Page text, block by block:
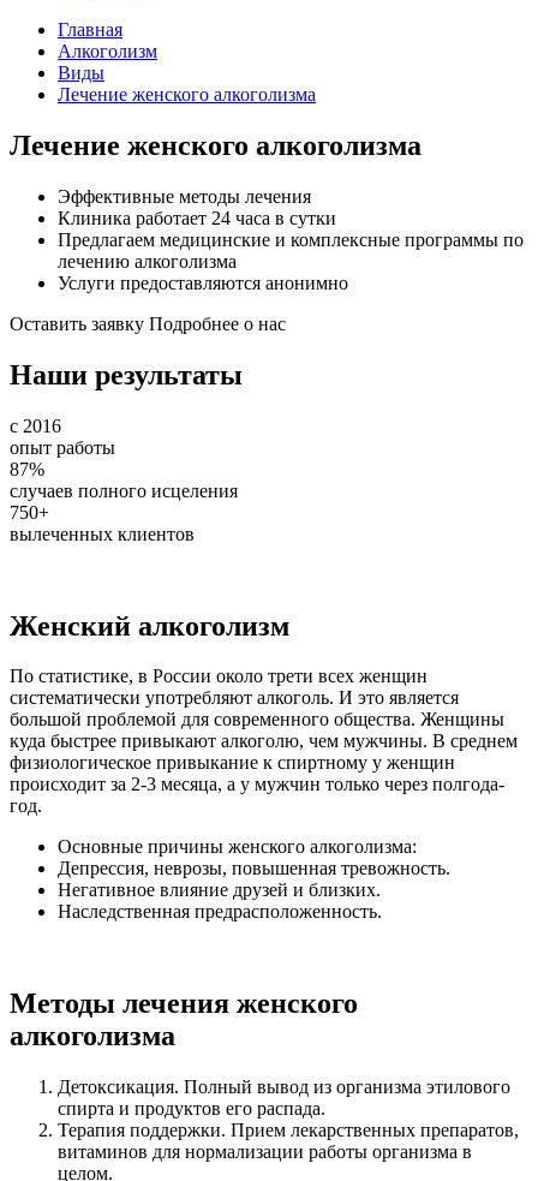
Главная
Алкоголизм
Виды
Лечение женского алкоголизма
Лечение женского алкоголизма
Эффективные методы лечения
Клиника работает 24 часа в сутки
Предлагаем медицинские и комплексные программы по
лечению алкоголизма
Услуги предоставляются анонимно
Оставить заявку Подробнее о нас
Наши результаты
с 2016
опыт работы
87%
случаев полного исцеления
750+
вылеченных клиентов
Женский алкоголизм
По статистике, в России около трети всех женщин
систематически употребляют алкоголь. И это является
большой проблемой для современного общества. Женщины
куда быстрее привыкают алкоголю, чем мужчины. В среднем
физиологическое привыкание к спиртному у женщин
происходит за 2-3 месяца, а у мужчин только через полгода-
год.
Основные причины женского алкоголизма:
Депрессия, неврозы, повышенная тревожность.
Негативное влияние друзей и близких.
Наследственная предрасположенность.
Методы лечения женского
алкоголизма
Детоксикация. Полный вывод из организма этилового
спирта и продуктов его распада.
Терапия поддержки. Прием лекарственных препаратов,
витаминов для нормализации работы организма в
целом.